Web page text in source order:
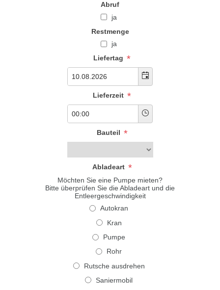
Abruf
ja
Restmenge
ja
Liefertag *
Lieferzeit *
Bauteil *
Abladeart *
Möchten Sie eine Pumpe mieten?
Bitte überprüfen Sie die Abladeart und die
Entleergeschwindigkeit
Autokran
Kran
Pumpe
Rohr
Rutsche ausdrehen
Saniermobil